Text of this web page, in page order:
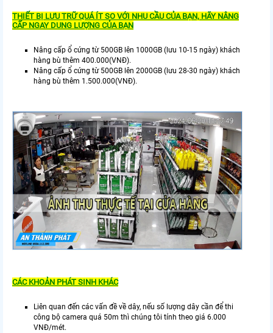
THIẾT BỊ LƯU TRỮ QUÁ ÍT SO VỚI NHU CẦU CỦA BẠN, HÃY NÂNG
CẤP NGAY DUNG LƯỢNG CỦA BẠN
Nâng cấp ổ cứng từ 500GB lên 1000GB (lưu 10-15 ngày) khách
hàng bù thêm 400.000(VNĐ).
Nâng cấp ổ cứng từ 500GB lên 2000GB (lưu 28-30 ngày) khách
hàng bù thêm 1.500.000(VNĐ).
CÁC KHOẢN PHÁT SINH KHÁC
Liên quan đến các vấn đề về dây, nếu số lượng dây cần để thi
công bộ camera quá 50m thì chúng tôi tính theo giá 6.000
VNĐ/mét.